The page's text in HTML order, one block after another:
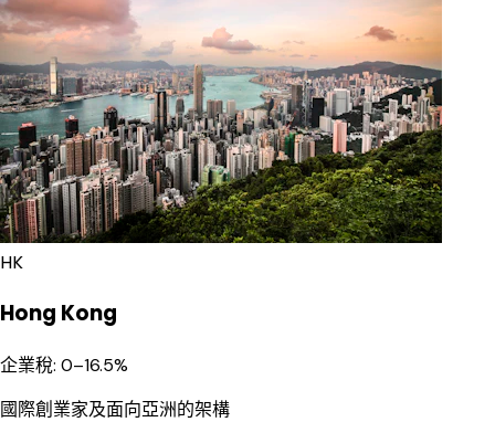
HK
Hong Kong
企業稅: 0–16.5%
國際創業家及面向亞洲的架構